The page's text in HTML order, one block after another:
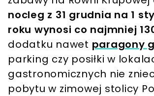
nocleg z 31 grudnia na 1
roku wynosi co najmniej
dodatku nawet paragony
parking czy posiłki w
gastronomicznych nie
pobytu w zimowej stolicy